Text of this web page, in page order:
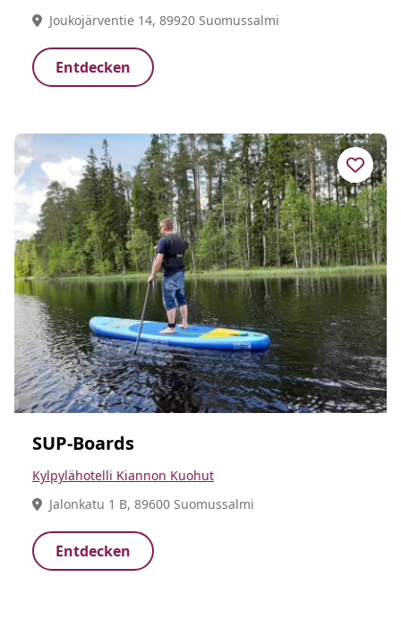
Joukojärventie 14, 89920 Suomussalmi
Entdecken
SUP-Boards
Kylpylähotelli Kiannon Kuohut
Jalonkatu 1 B, 89600 Suomussalmi
Entdecken